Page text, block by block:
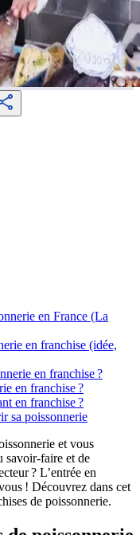
en France (La
en franchise (idée,
en franchise ?
en franchise ?
en franchise ?
sa poissonnerie
et vous
savoir-faire et de
? L’entrée en
! Découvrez dans cet
de poissonnerie.